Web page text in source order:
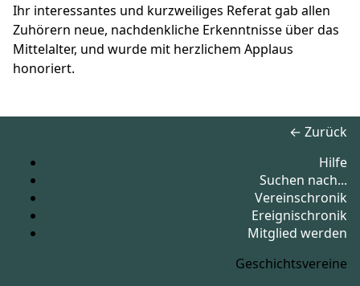
Ihr interessantes und kurzweiliges Referat gab allen
Zuhörern neue, nachdenkliche Erkenntnisse über das
Mittelalter, und wurde mit herzlichem Applaus
honoriert.
← Zurück
Hilfe
Suchen nach...
Vereinschronik
Ereignischronik
Mitglied werden
Geschichtsvereine